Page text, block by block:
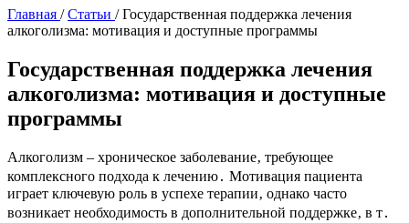
Главная /Статьи /Государственная поддержка лечения
алкоголизма: мотивация и доступные программы
Государственная поддержка лечения
алкоголизма: мотивация и доступные
программы
Алкоголизм – хроническое заболевание‚ требующее
комплексного подхода к лечению․ Мотивация пациента
играет ключевую роль в успехе терапии‚ однако часто
возникает необходимость в дополнительной поддержке‚ в т․